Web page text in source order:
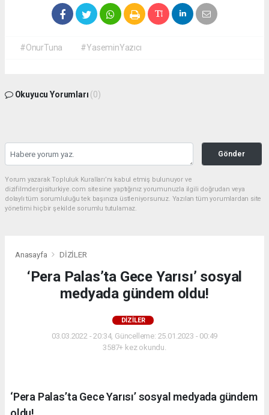
#OnurTuna #YaseminYazıcı
Okuyucu Yorumları (0)
Gönder
Yorum yazarak Topluluk Kuralları’nı kabul etmiş bulunuyor ve
dizifilmdergisiturkiye.com sitesine yaptığınız yorumunuzla ilgili doğrudan veya
dolaylı tüm sorumluluğu tek başınıza üstleniyorsunuz. Yazılan tüm yorumlardan site
yönetimi hiçbir şekilde sorumlu tutulamaz.
Anasayfa DİZİLER
‘Pera Palas’ta Gece Yarısı’ sosyal
medyada gündem oldu!
DİZİLER
03.03.2022 - 20:34, Güncelleme: 25.01.2023 - 00:49
3587+ kez okundu.
‘Pera Palas’ta Gece Yarısı’ sosyal medyada gündem